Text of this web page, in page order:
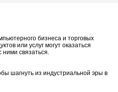
бизнеса и торговых
или услуг могут оказаться
связаться.
шагнуть из индустриальной эры в